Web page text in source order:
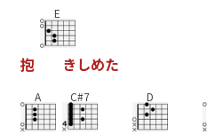
抱
E
き しめた
A C#7 D